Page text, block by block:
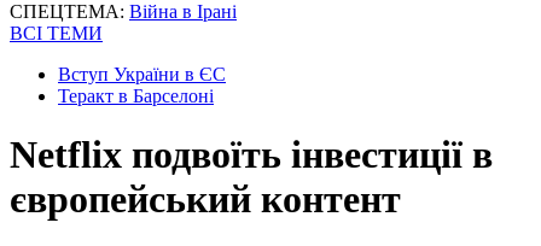
СПЕЦТЕМА: Війна в Ірані
ВСІ ТЕМИ
Вступ України в ЄС
Теракт в Барселоні
Netflix подвоїть інвестиції в
європейський контент